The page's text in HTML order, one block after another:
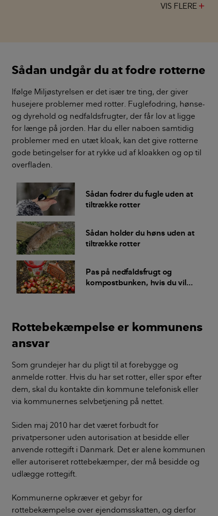
VIS FLERE
Sådan undgår du at fodre rotterne
Ifølge Miljøstyrelsen er det især tre ting, der giver
husejere problemer med rotter. Fuglefodring, hønse-
og dyrehold og nedfaldsfrugter, der får lov at ligge
for længe på jorden. Har du eller naboen samtidig
problemer med en utæt kloak, kan det give rotterne
gode betingelser for at rykke ud af kloakken og op til
overfladen.
Sådan fodrer du fugle uden at
tiltrække rotter
Sådan holder du høns uden at
tiltrække rotter
Pas på nedfaldsfrugt og
kompostbunken, hvis du vil
Rottebekæmpelse er kommunens
ansvar
Som grundejer har du pligt til at forebygge og
anmelde rotter. Hvis du har set rotter, eller spor efter
dem, skal du kontakte din kommune telefonisk eller
via kommunernes selvbetjening på nettet.
Siden maj 2010 har det været forbudt for
privatpersoner uden autorisation at besidde eller
anvende rottegift i Danmark. Det er alene kommunen
eller autoriseret rottebekæmper, der må besidde og
udlægge rottegift.
Kommunerne opkræver et gebyr for
rottebekæmpelse over ejendomsskatten, og derfor